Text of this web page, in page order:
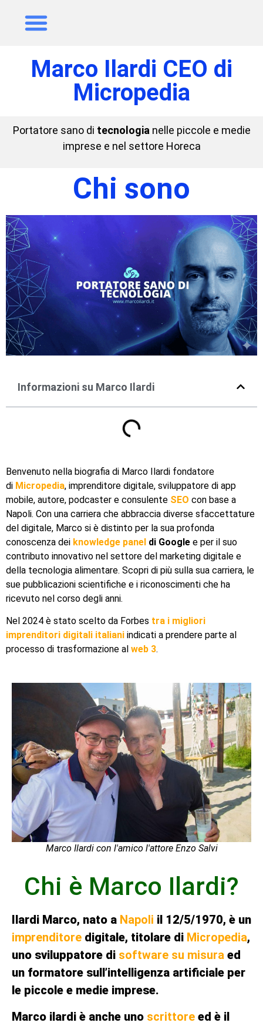
Marco Ilardi CEO di
Micropedia
Portatore sano di tecnologia nelle piccole e medie
imprese e nel settore Horeca
Chi sono
Informazioni su Marco Ilardi
Benvenuto nella biografia di Marco Ilardi fondatore
di Micropedia, imprenditore digitale, sviluppatore di app
mobile, autore, podcaster e consulente SEO con base a
Napoli. Con una carriera che abbraccia diverse sfaccettature
del digitale, Marco si è distinto per la sua profonda
conoscenza dei knowledge panel di Google e per il suo
contributo innovativo nel settore del marketing digitale e
della tecnologia alimentare. Scopri di più sulla sua carriera, le
sue pubblicazioni scientifiche e i riconoscimenti che ha
ricevuto nel corso degli anni.
Nel 2024 è stato scelto da Forbes tra i migliori
imprenditori digitali italiani indicati a prendere parte al
processo di trasformazione al web 3.
Marco Ilardi con l'amico l'attore Enzo Salvi
Chi è Marco Ilardi?
Ilardi Marco, nato a Napoli il 12/5/1970, è un
imprenditore digitale, titolare di Micropedia,
uno sviluppatore di software su misura ed
un formatore sull’intelligenza artificiale per
le piccole e medie imprese.
Marco ilardi è anche uno scrittore ed è il